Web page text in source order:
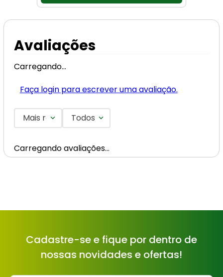
Avaliações
Carregando…
Faça login para escrever uma avaliação.
Mais recentesTodos
Carregando avaliações…
Cadastre-se e fique por dentro de
nossas novidades e ofertas!